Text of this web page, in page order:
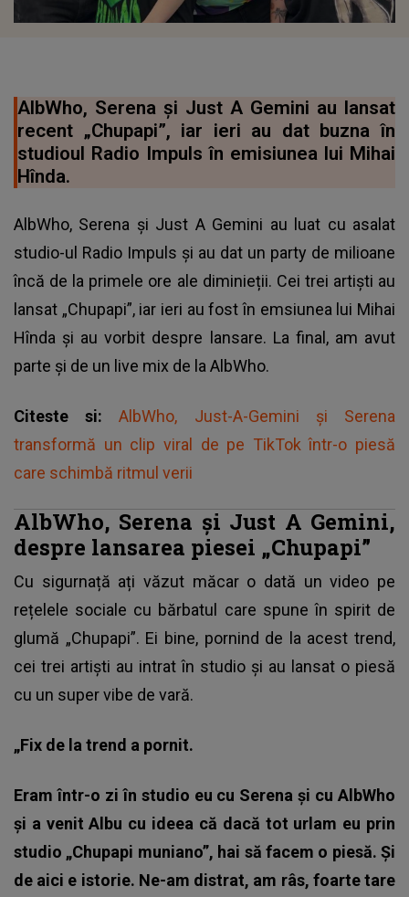
AlbWho, Serena și Just A Gemini au lansat
recent „Chupapi”, iar ieri au dat buzna în
studioul Radio Impuls în emisiunea lui Mihai
Hînda.
AlbWho, Serena și Just A Gemini au luat cu asalat
studio-ul Radio Impuls și au dat un party de milioane
încă de la primele ore ale diminieții. Cei trei artiști au
lansat „Chupapi”, iar ieri au fost în emsiunea lui Mihai
Hînda și au vorbit despre lansare. La final, am avut
parte și de un live mix de la AlbWho.
Citeste si:AlbWho, Just-A-Gemini și Serena
transformă un clip viral de pe TikTok într-o piesă
care schimbă ritmul verii
AlbWho, Serena și Just A Gemini,
despre lansarea piesei „Chupapi”
Cu sigurnață ați văzut măcar o dată un video pe
rețelele sociale cu bărbatul care spune în spirit de
glumă „Chupapi”. Ei bine, pornind de la acest trend,
cei trei artiști au intrat în studio și au lansat o piesă
cu un super vibe de vară.
„Fix de la trend a pornit.
Eram într-o zi în studio eu cu Serena și cu AlbWho
și a venit Albu cu ideea că dacă tot urlam eu prin
studio „Chupapi muniano”, hai să facem o piesă. Și
de aici e istorie. Ne-am distrat, am râs, foarte tare